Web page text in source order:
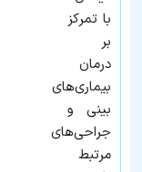
با تمرکز
بر
درمان
بیماری‌های
بینی و
جراحی‌های
مرتبط